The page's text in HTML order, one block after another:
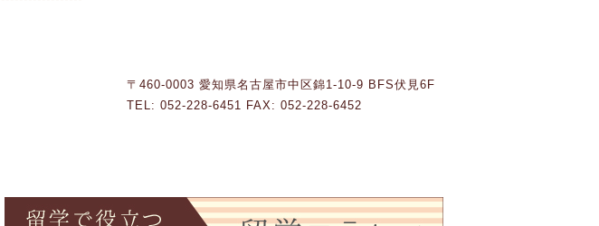
〒460-0003 愛知県名古屋市中区錦1-10-9 BFS伏見6F
TEL: 052-228-6451 FAX: 052-228-6452